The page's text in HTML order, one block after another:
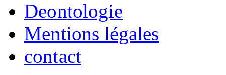
Deontologie
Mentions légales
contact